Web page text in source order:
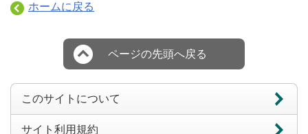
ホームに戻る
ページの先頭へ戻る
このサイトについて
サイト利用規約